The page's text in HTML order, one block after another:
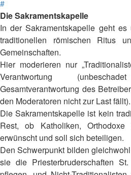
#
Die Sakramentskapelle
In der Sakramentskapelle geht
traditionellen römischen Ritus
Gemeinschaften.
Hier moderieren nur
Verantwortung
Gesamtverantwortung des
den Moderatoren nicht zur Last fällt).
Die Sakramentskapelle ist kein
Rest, ob Katholiken, Orthodoxe
erwünscht und soll sich beteiligen.
Den Schwerpunkt bilden
sie die Priesterbruderschaften